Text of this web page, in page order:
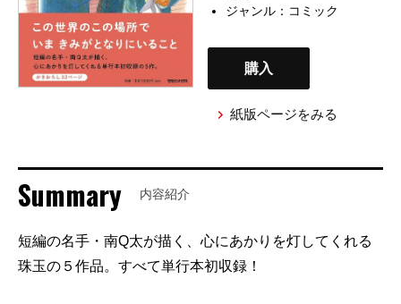
ジャンル： コミック
購入
紙版ページをみる
Summary 内容紹介
短編の名手・南Q太が描く、心にあかりを灯してくれる
珠玉の５作品。すべて単行本初収録！